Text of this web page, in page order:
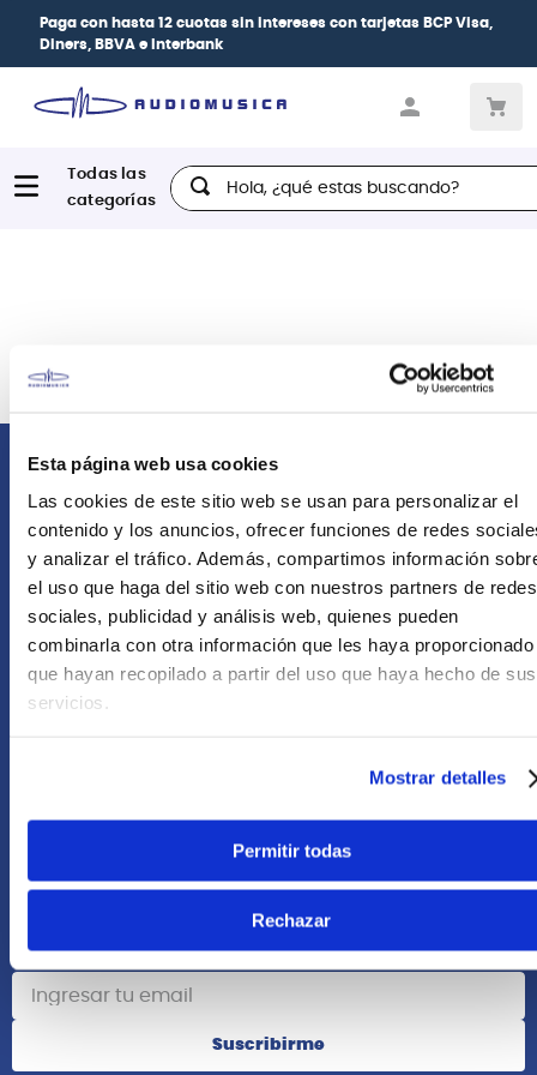
Esta página web usa cookies
Las cookies de este sitio web se usan para personalizar el
contenido y los anuncios, ofrecer funciones de redes
y analizar el tráfico. Además, compartimos información
el uso que haga del sitio web con nuestros partners de redes
sociales, publicidad y análisis web, quienes pueden
combinarla con otra información que les haya proporcionado
que hayan recopilado a partir del uso que haya hecho de sus
servicios.
Mostrar detalles
Permitir todas
Rechazar
Paga con hasta 12 cuotas sin intereses con tarjetas BCP Visa,
Diners, BBVA e Interbank
Hola, ¿qué estas buscando?
Atención Postventa
+51 958418476
+51 977624112
Acerca de Nosotros
Suscribete
Suscribirme